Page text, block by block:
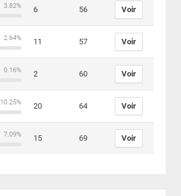
3.82% 6 56 Voir
2.64% 11 57 Voir
0.16% 2 60 Voir
10.25% 20 64 Voir
7.09% 15 69 Voir